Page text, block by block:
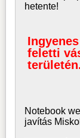
hetente!
feletti
Notebook
javítás